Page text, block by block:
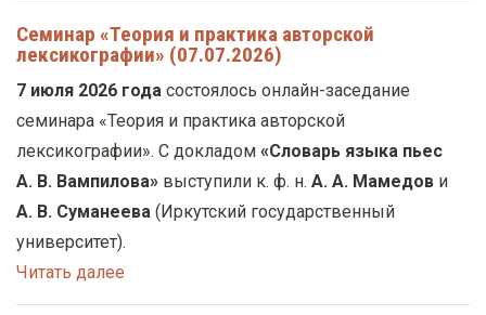
Семинар «Теория и практика авторской
лексикографии» (07.07.2026)
7 июля 2026 года состоялось онлайн-заседание
семинара «Теория и практика авторской
лексикографии». С докладом «Словарь языка пьес
А. В. Вампилова» выступили к. ф. н. А. А. Мамедов и
А. В. Суманеева (Иркутский государственный
университет).
Читать далее